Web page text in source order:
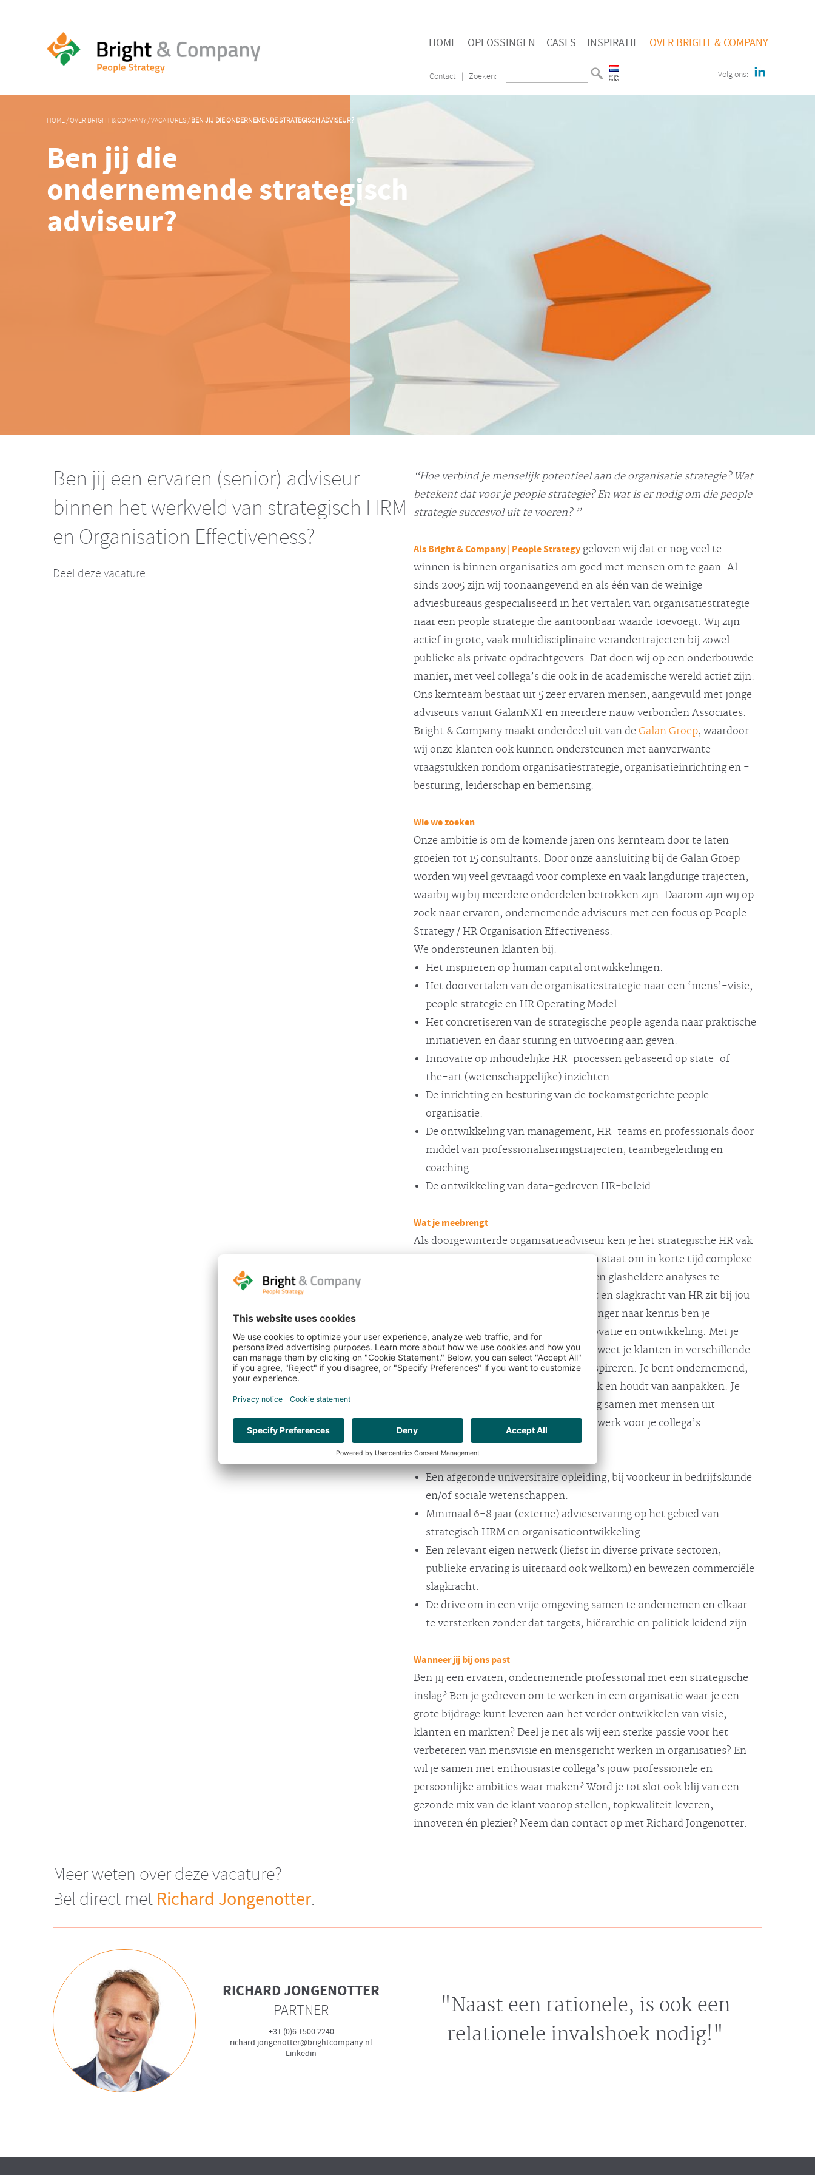
HOME OPLOSSINGEN CASES INSPIRATIE OVER BRIGHT & COMPANY
Contact | Zoeken: Volg ons:
HOME/OVER BRIGHT & COMPANY/VACATURES/BEN JIJ DIE ONDERNEMENDE STRATEGISCH ADVISEUR?
Ben jij die
ondernemende strategisch
adviseur?
Ben jij een ervaren (senior) adviseur
binnen het werkveld van strategisch HRM
en Organisation Effectiveness?
Deel deze vacature:
“Hoe verbind je menselijk potentieel aan de organisatie strategie? Wat
betekent dat voor je people strategie? En wat is er nodig om die people
strategie succesvol uit te voeren? ”
Als Bright & Company | People Strategy geloven wij dat er nog veel te
winnen is binnen organisaties om goed met mensen om te gaan. Al
sinds 2005 zijn wij toonaangevend en als één van de weinige
adviesbureaus gespecialiseerd in het vertalen van organisatiestrategie
naar een people strategie die aantoonbaar waarde toevoegt. Wij zijn
actief in grote, vaak multidisciplinaire verandertrajecten bij zowel
publieke als private opdrachtgevers. Dat doen wij op een onderbouwde
manier, met veel collega’s die ook in de academische wereld actief zijn.
Ons kernteam bestaat uit 5 zeer ervaren mensen, aangevuld met jonge
adviseurs vanuit GalanNXT en meerdere nauw verbonden Associates.
Bright & Company maakt onderdeel uit van de Galan Groep, waardoor
wij onze klanten ook kunnen ondersteunen met aanverwante
vraagstukken rondom organisatiestrategie, organisatieinrichting en -
besturing, leiderschap en bemensing.
Wie we zoeken
Onze ambitie is om de komende jaren ons kernteam door te laten
groeien tot 15 consultants. Door onze aansluiting bij de Galan Groep
worden wij veel gevraagd voor complexe en vaak langdurige trajecten,
waarbij wij bij meerdere onderdelen betrokken zijn. Daarom zijn wij op
zoek naar ervaren, ondernemende adviseurs met een focus op People
Strategy / HR Organisation Effectiveness.
We ondersteunen klanten bij:
Het inspireren op human capital ontwikkelingen.
Het doorvertalen van de organisatiestrategie naar een ‘mens’-visie,
people strategie en HR Operating Model.
Het concretiseren van de strategische people agenda naar praktische
initiatieven en daar sturing en uitvoering aan geven.
Innovatie op inhoudelijke HR-processen gebaseerd op state-of-
the-art (wetenschappelijke) inzichten.
De inrichting en besturing van de toekomstgerichte people
organisatie.
De ontwikkeling van management, HR-teams en professionals door
middel van professionaliseringstrajecten, teambegeleiding en
coaching.
De ontwikkeling van data-gedreven HR-beleid.
Wat je meebrengt
Als doorgewinterde organisatieadviseur ken je het strategische HR vak
van binnen en van buiten. Zo ben je in staat om in korte tijd complexe
people vraagstukken te doorgronden en glasheldere analyses te
maken. Adviseren over de effectiviteit en slagkracht van HR zit bij jou
in het bloed. Vanuit een vakmatige honger naar kennis ben je
daarnaast voortdurend bezig met innovatie en ontwikkeling. Met je
onderbouwde visie op people strategy weet je klanten in verschillende
sectoren te enthousiasmeren en te inspireren. Je bent ondernemend,
beschikt over een substantieel netwerk en houdt van aanpakken. Je
bent zelfstandig, maar werkt ook graag samen met mensen uit
verschillende disciplines en genereert werk voor je collega’s.
Wat we specifiek vragen
Een afgeronde universitaire opleiding, bij voorkeur in bedrijfskunde
en/of sociale wetenschappen.
Minimaal 6-8 jaar (externe) advieservaring op het gebied van
strategisch HRM en organisatieontwikkeling.
Een relevant eigen netwerk (liefst in diverse private sectoren,
publieke ervaring is uiteraard ook welkom) en bewezen commerciële
slagkracht.
De drive om in een vrije omgeving samen te ondernemen en elkaar
te versterken zonder dat targets, hiërarchie en politiek leidend zijn.
Wanneer jij bij ons past
Ben jij een ervaren, ondernemende professional met een strategische
inslag? Ben je gedreven om te werken in een organisatie waar je een
grote bijdrage kunt leveren aan het verder ontwikkelen van visie,
klanten en markten? Deel je net als wij een sterke passie voor het
verbeteren van mensvisie en mensgericht werken in organisaties? En
wil je samen met enthousiaste collega’s jouw professionele en
persoonlijke ambities waar maken? Word je tot slot ook blij van een
gezonde mix van de klant voorop stellen, topkwaliteit leveren,
innoveren én plezier? Neem dan contact op met Richard Jongenotter.
Meer weten over deze vacature?
Bel direct met Richard Jongenotter.
RICHARD JONGENOTTER
PARTNER
+31 (0)6 1500 2240
richard.jongenotter@brightcompany.nl
Linkedin
"Naast een rationele, is ook een
relationele invalshoek nodig!"